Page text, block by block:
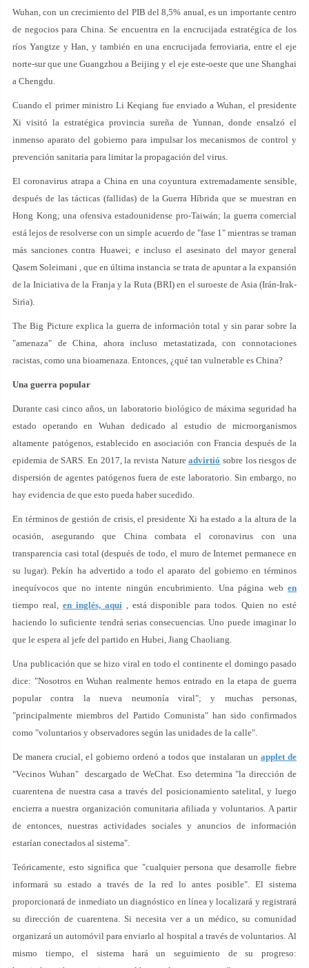
Wuhan, con un crecimiento del PIB del 8,5% anual, es un importante centro
de negocios para China. Se encuentra en la encrucijada estratégica de los
ríos Yangtze y Han, y también en una encrucijada ferroviaria, entre el eje
norte-sur que une Guangzhou a Beijing y el eje este-oeste que une Shanghai
a Chengdu.
Cuando el primer ministro Li Keqiang fue enviado a Wuhan, el presidente
Xi visitó la estratégica provincia sureña de Yunnan, donde ensalzó el
inmenso aparato del gobierno para impulsar los mecanismos de control y
prevención sanitaria para limitar la propagación del virus.
El coronavirus atrapa a China en una coyuntura extremadamente sensible,
después de las tácticas (fallidas) de la Guerra Híbrida que se muestran en
Hong Kong; una ofensiva estadounidense pro-Taiwán; la guerra comercial
está lejos de resolverse con un simple acuerdo de "fase 1" mientras se traman
más sanciones contra Huawei; e incluso el asesinato del mayor general
Qasem Soleimani , que en última instancia se trata de apuntar a la expansión
de la Iniciativa de la Franja y la Ruta (BRI) en el suroeste de Asia (Irán-Irak-
Siria).
The Big Picture explica la guerra de información total y sin parar sobre la
"amenaza" de China, ahora incluso metastatizada, con connotaciones
racistas, como una bioamenaza. Entonces, ¿qué tan vulnerable es China?
Una guerra popular
Durante casi cinco años, un laboratorio biológico de máxima seguridad ha
estado operando en Wuhan dedicado al estudio de microorganismos
altamente patógenos, establecido en asociación con Francia después de la
epidemia de SARS. En 2017, la revista Natureadvirtió sobre los riesgos de
dispersión de agentes patógenos fuera de este laboratorio. Sin embargo, no
hay evidencia de que esto pueda haber sucedido.
En términos de gestión de crisis, el presidente Xi ha estado a la altura de la
ocasión, asegurando que China combata el coronavirus con una
transparencia casi total (después de todo, el muro de Internet permanece en
su lugar). Pekín ha advertido a todo el aparato del gobierno en términos
inequívocos que no intente ningún encubrimiento. Una página web en
tiempo real, en inglés, aquí, está disponible para todos. Quien no esté
haciendo lo suficiente tendrá serias consecuencias. Uno puede imaginar lo
que le espera al jefe del partido en Hubei, Jiang Chaoliang.
Una publicación que se hizo viral en todo el continente el domingo pasado
dice: "Nosotros en Wuhan realmente hemos entrado en la etapa de guerra
popular contra la nueva neumonía viral"; y muchas personas,
"principalmente miembros del Partido Comunista" han sido confirmados
como "voluntarios y observadores según las unidades de la calle".
De manera crucial, el gobierno ordenó a todos que instalaran un applet de
"Vecinos Wuhan" descargado de WeChat. Eso determina "la dirección de
cuarentena de nuestra casa a través del posicionamiento satelital, y luego
encierra a nuestra organización comunitaria afiliada y voluntarios. A partir
de entonces, nuestras actividades sociales y anuncios de información
estarían conectados al sistema".
Teóricamente, esto significa que "cualquier persona que desarrolle fiebre
informará su estado a través de la red lo antes posible". El sistema
proporcionará de inmediato un diagnóstico en línea y localizará y registrará
su dirección de cuarentena. Si necesita ver a un médico, su comunidad
organizará un automóvil para enviarlo al hospital a través de voluntarios. Al
mismo tiempo, el sistema hará un seguimiento de su progreso: